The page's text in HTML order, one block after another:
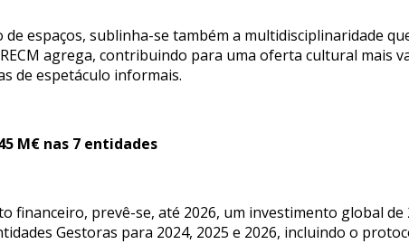
espaços, sublinha-se também a multidisciplinaridade
agrega, contribuindo para uma oferta cultural mais
de espetáculo informais.
M€ nas 7 entidades
financeiro, prevê-se, até 2026, um investimento global
Gestoras para 2024, 2025 e 2026, incluindo o